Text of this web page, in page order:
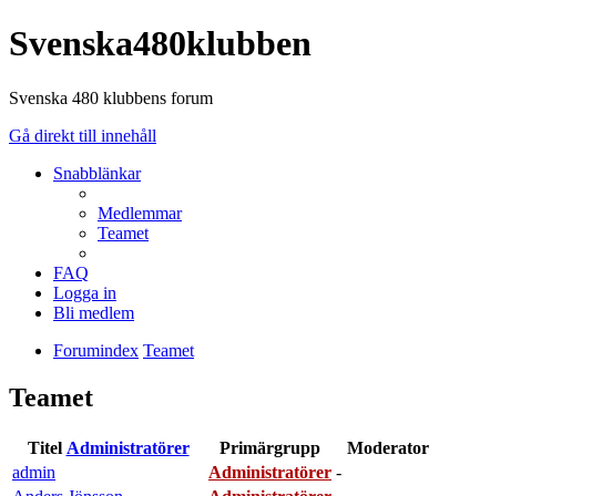
Svenska480klubben
Svenska 480 klubbens forum
Gå direkt till innehåll
Snabblänkar
Medlemmar
Teamet
FAQ
Logga in
Bli medlem
Forumindex Teamet
Teamet
Titel Administratörer Primärgrupp
Moderator
admin
Administratörer -